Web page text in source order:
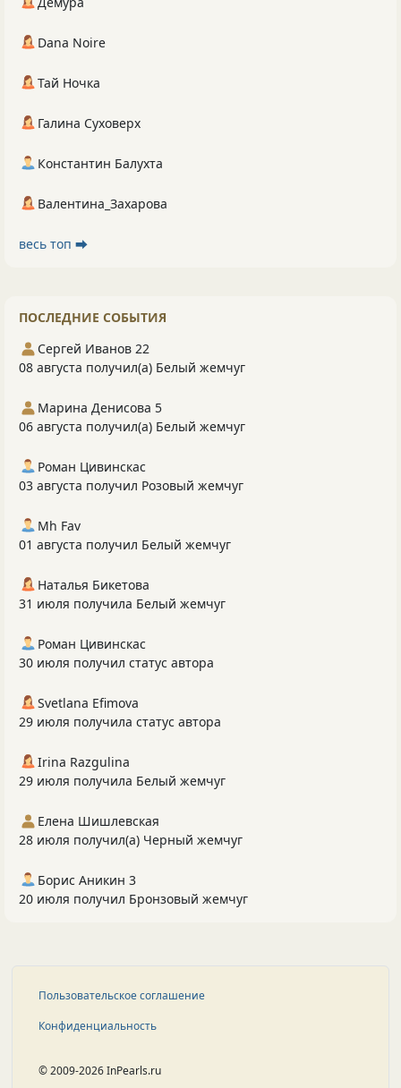
Dana Noire
Тай Ночка
Галина Суховерх
Константин Балухта
Валентина_Захарова
весь топ ⮕
ПОСЛЕДНИЕ СОБЫТИЯ
Сергей Иванов 22
08 августа получил(а) Белый жемчуг
Марина Денисова 5
06 августа получил(а) Белый жемчуг
Роман Цивинскас
03 августа получил Розовый жемчуг
Mh Fav
01 августа получил Белый жемчуг
Наталья Бикетова
31 июля получила Белый жемчуг
Роман Цивинскас
30 июля получил статус автора
Svetlana Efimova
29 июля получила статус автора
Irina Razgulina
29 июля получила Белый жемчуг
Елена Шишлевская
28 июля получил(а) Черный жемчуг
Борис Аникин 3
20 июля получил Бронзовый жемчуг
Пользовательское соглашение
Конфиденциальность
© 2009-2026 InPearls.ru